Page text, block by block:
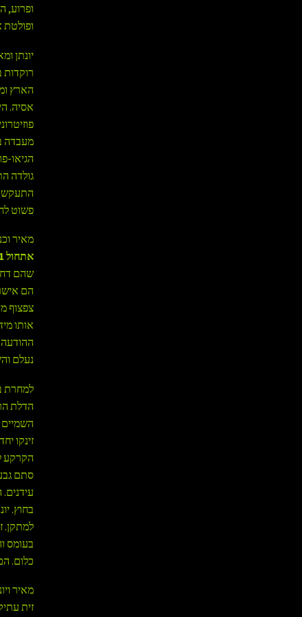
ופרוע,
יונתן
רוקדות
הארץ
אסיה.
מעבדה
הגיאו-
גולדה
התעקש,
פשוט
מאיר
אתחול 001 – לפרוטוקל ה"ק/3. אשר או דחה.
שהם
הם
צפצוף
אותו
נעלם
הדלת
זינקו
הקרקע
סתם
בחוץ.
למתקן.
בעומס
כלום.
מאיר
זית